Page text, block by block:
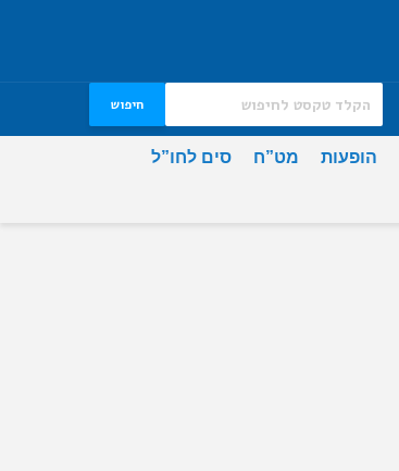
חיפוש
הופעות מט”ח סים לחו”ל